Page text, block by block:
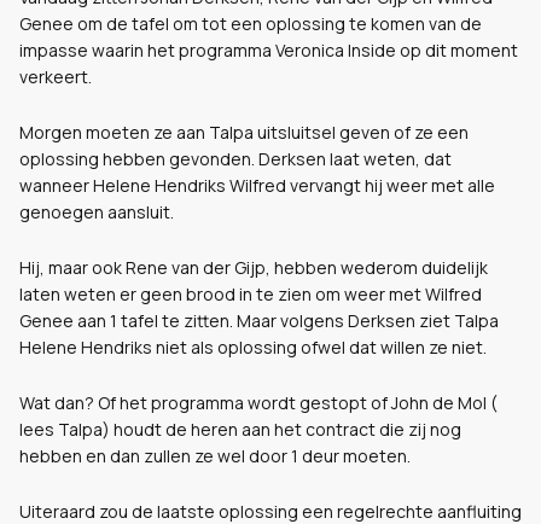
Genee om de tafel om tot een oplossing te komen van de
impasse waarin het programma Veronica Inside op dit moment
verkeert.
Morgen moeten ze aan Talpa uitsluitsel geven of ze een
oplossing hebben gevonden. Derksen laat weten, dat
wanneer Helene Hendriks Wilfred vervangt hij weer met alle
genoegen aansluit.
Hij, maar ook Rene van der Gijp, hebben wederom duidelijk
laten weten er geen brood in te zien om weer met Wilfred
Genee aan 1 tafel te zitten. Maar volgens Derksen ziet Talpa
Helene Hendriks niet als oplossing ofwel dat willen ze niet.
Wat dan? Of het programma wordt gestopt of John de Mol (
lees Talpa) houdt de heren aan het contract die zij nog
hebben en dan zullen ze wel door 1 deur moeten.
Uiteraard zou de laatste oplossing een regelrechte aanfluiting